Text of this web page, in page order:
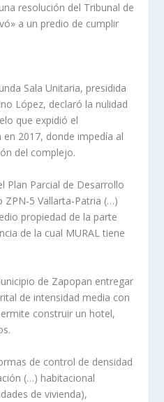
resolución del Tribunal de
a un predio de cumplir
Sala Unitaria, presidida
López, declaró la nulidad
que expidió el
2017, donde impedía al
del complejo.
Plan Parcial de Desarrollo
ZPN-5 Vallarta-Patria (…)
propiedad de la parte
de la cual MURAL tiene
de Zapopan entregar
de intensidad media con
construir un hotel,
de control de densidad
(…) habitacional
de vivienda),